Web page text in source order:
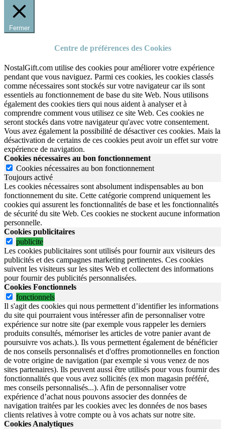
Fermer
Centre de préférences des Cookies
NostalGift.com utilise des cookies pour améliorer votre expérience
pendant que vous naviguez. Parmi ces cookies, les cookies classés
comme nécessaires sont stockés sur votre navigateur car ils sont
essentiels au fonctionnement de base du site Web. Nous utilisons
également des cookies tiers qui nous aident à analyser et à
comprendre comment vous utilisez ce site Web. Ces cookies ne
seront stockés dans votre navigateur qu'avec votre consentement.
Vous avez également la possibilité de désactiver ces cookies. Mais la
désactivation de certains de ces cookies peut avoir un effet sur votre
expérience de navigation.
Cookies nécessaires au bon fonctionnement
Cookies nécessaires au bon fonctionnement
Toujours activé
Les cookies nécessaires sont absolument indispensables au bon
fonctionnement du site. Cette catégorie comprend uniquement les
cookies qui assurent les fonctionnalités de base et les fonctionnalités
de sécurité du site Web. Ces cookies ne stockent aucune information
personnelle.
Cookies publicitaires
publicite
Les cookies publicitaires sont utilisés pour fournir aux visiteurs des
publicités et des campagnes marketing pertinentes. Ces cookies
suivent les visiteurs sur les sites Web et collectent des informations
pour fournir des publicités personnalisées.
Cookies Fonctionnels
fonctionnels
Il s'agit des cookies qui nous permettent d’identifier les informations
du site qui pourraient vous intéresser afin de personnaliser votre
expérience sur notre site (par exemple vous rappeler les derniers
produits consultés, mémoriser les articles de votre panier avant de
poursuivre vos achats.). Ils vous permettent également de bénéficier
de nos conseils personnalisés et d'offres promotionnelles en fonction
de votre origine de navigation (par exemple si vous venez de nos
sites partenaires). Ils peuvent aussi être utilisés pour vous fournir des
fonctionnalités que vous avez sollicités (ex mon magasin préféré,
mes conseils personnalisés...). Afin de personnaliser votre
expérience d’achat nous pouvons associer des données de
navigation traitées par les cookies avec les données de nos bases
clients relatives à votre compte ou à vos achats sur notre site.
Cookies Analytiques